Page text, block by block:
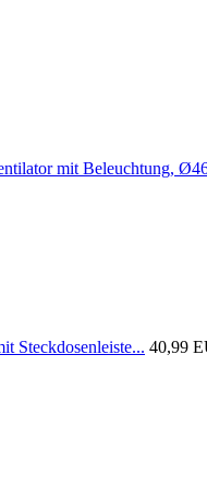
mit Beleuchtung,
Steckdosenleiste... 40,99